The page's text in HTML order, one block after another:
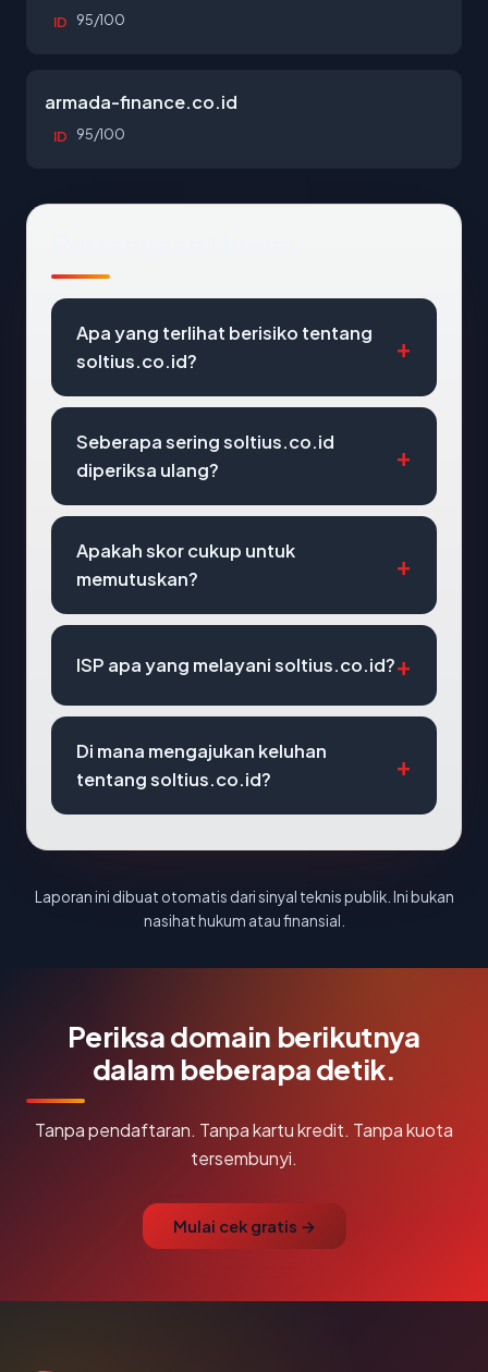
ID 95/100
armada-finance.co.id
ID 95/100
Apa yang terlihat berisiko tentang
soltius.co.id?
Seberapa sering soltius.co.id
diperiksa ulang?
Apakah skor cukup untuk
memutuskan?
ISP apa yang melayani soltius.co.id?
Di mana mengajukan keluhan
tentang soltius.co.id?
Laporan ini dibuat otomatis dari sinyal teknis publik. Ini bukan
nasihat hukum atau finansial.
Periksa domain berikutnya
dalam beberapa detik.
Tanpa pendaftaran. Tanpa kartu kredit. Tanpa kuota
tersembunyi.
Mulai cek gratis →